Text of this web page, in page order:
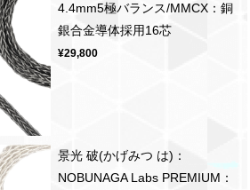
4.4mm5極バランス/MMCX：銅
銀合金導体採用16芯
¥29,800
景光 破(かげみつ は)：
NOBUNAGA Labs PREMIUM：